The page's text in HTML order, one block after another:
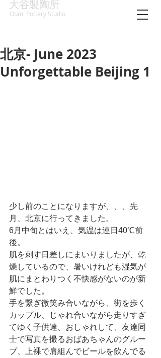
大谷製陶所
Otani Pottery Studio
北京- June 2023
Unforgettable Beijing 1
少し前のことになりますが、、、先
月、北京に行ってきました。
6月中旬とはいえ、気温は連日40℃前
後。
肌を刺す日差しにまいりましたが、乾
燥しているので、暑いけれども湿気が
肌にまとわりつく不快感がないのが新
鮮でした。
手を繋ぎ微笑み合いながら、街を歩く
カップル、じゃれ合いながら走りすぎ
てゆく子供達、おしゃれして、友達同
士で写真を撮るおばあちゃんのグルー
プ、上裸で肩組んでビールを飲んでる